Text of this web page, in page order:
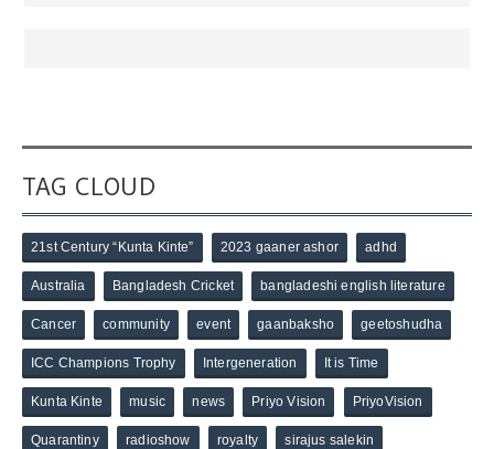
TAG CLOUD
21st Century “Kunta Kinte” 2023 gaaner ashor adhd
Australia Bangladesh Cricket bangladeshi english literature
Cancer community event gaanbaksho geetoshudha
ICC Champions Trophy Intergeneration It is Time
Kunta Kinte music news Priyo Vision PriyoVision
Quarantiny radioshow royalty sirajus salekin